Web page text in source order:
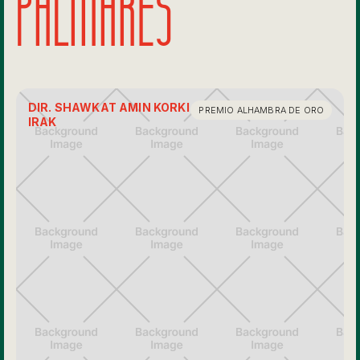
PALMARES
DIR. SHAWKAT AMIN KORKI
IRAK
PREMIO ALHAMBRA DE ORO